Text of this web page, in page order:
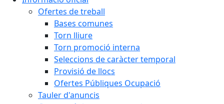
Ofertes de treball
Bases comunes
Torn lliure
Torn promoció interna
Seleccions de caràcter temporal
Provisió de llocs
Ofertes Públiques Ocupació
Tauler d'anuncis